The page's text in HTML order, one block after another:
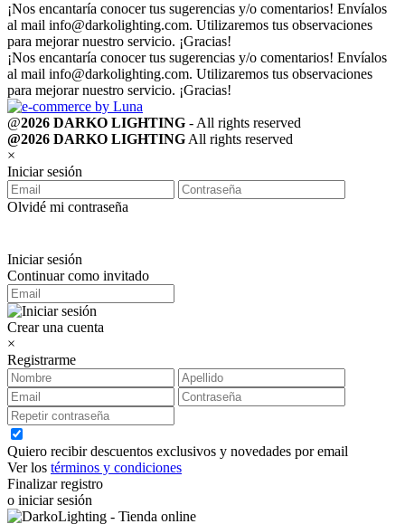
¡Nos encantaría conocer tus sugerencias y/o comentarios! Envíalos
al mail info@darkolighting.com. Utilizaremos tus observaciones
para mejorar nuestro servicio. ¡Gracias!
¡Nos encantaría conocer tus sugerencias y/o comentarios! Envíalos
al mail info@darkolighting.com. Utilizaremos tus observaciones
para mejorar nuestro servicio. ¡Gracias!
@2026 DARKO LIGHTING - All rights reserved
@2026 DARKO LIGHTINGAll rights reserved
×
Iniciar sesión
Olvidé mi contraseña
Iniciar sesión
Continuar como invitado
Crear una cuenta
×
Registrarme
Quiero recibir descuentos exclusivos y novedades por email
Ver los términos y condiciones
Finalizar registro
o iniciar sesión